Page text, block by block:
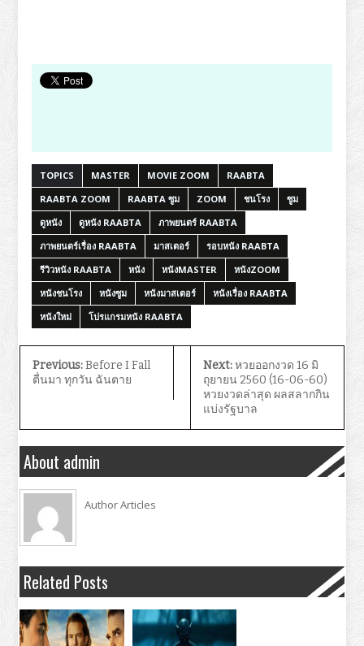
TOPICS MASTER MOVIE ZOOM
RAABTA
RAABTA ZOOM
RAABTA ซูม ZOOM ชนโรง
ซูม
ดูหนัง
ดูหนัง RAABTA
ภาพยนตร์ RAABTA
ภาพยนตร์เรื่อง RAABTA
มาสเตอร์
รอบหนัง RAABTA
รีวิวหนัง RAABTA
หนัง หนังMASTER
หนังZOOM
หนังชนโรง
หนังซูม หนังมาสเตอร์
หนังเรื่อง RAABTA
หนังใหม่
โปรแกรมหนัง RAABTA
Previous:Before I Fall
ตื่นมา ทุกวัน ฉันตาย
Next:หวยออกงวด 16 มิ
ถุยายน 2560 (16-06-60)
หวยงวดล่าสุด ผลสลากกิน
แบ่งรัฐบาล
About admin
Author Articles
Related Posts